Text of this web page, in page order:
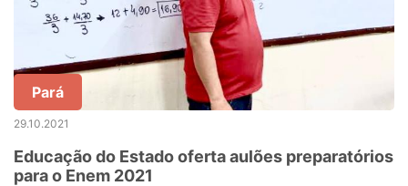
Pará
29.10.2021
Educação do Estado oferta aulões preparatórios
para o Enem 2021